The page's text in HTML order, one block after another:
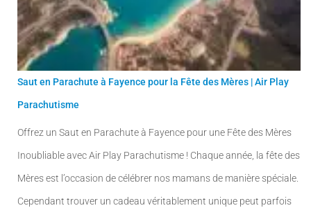
9
,
0
€
.
Saut en Parachute à Fayence pour la Fête des Mères | Air Play
Parachutisme
Offrez un Saut en Parachute à Fayence pour une Fête des Mères
Inoubliable avec Air Play Parachutisme ! Chaque année, la fête des
Mères est l’occasion de célébrer nos mamans de manière spéciale.
Cependant trouver un cadeau véritablement unique peut parfois